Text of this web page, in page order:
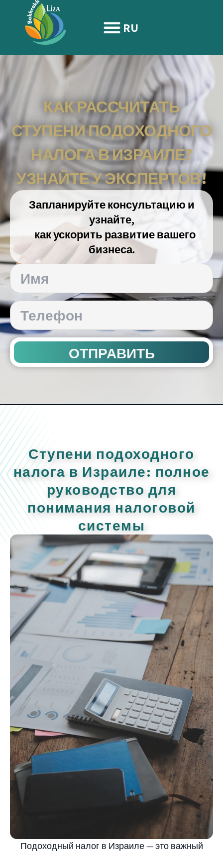
содержимому
RU
КАК РАССЧИТАТЬ
СТУПЕНИ ПОДОХОДНОГО
НАЛОГА В ИЗРАИЛЕ?
УЗНАЙТЕ У ЭКСПЕРТОВ!
Запланируйте консультацию и
узнайте,
как ускорить развитие вашего
бизнеса.
ОТПРАВИТЬ
Ступени подоходного
налога в Израиле: полное
руководство для
понимания налоговой
системы
Подоходный налог в Израиле — это важный